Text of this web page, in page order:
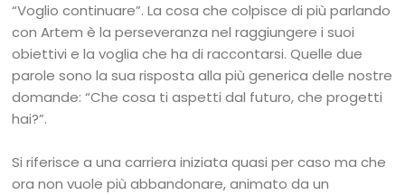
“Voglio continuare”. La cosa che colpisce di più parlando
con Artem è la perseveranza nel raggiungere i suoi
obiettivi e la voglia che ha di raccontarsi. Quelle due
parole sono la sua risposta alla più generica delle nostre
domande: “Che cosa ti aspetti dal futuro, che progetti
hai?”.
Si riferisce a una carriera iniziata quasi per caso ma che
ora non vuole più abbandonare, animato da un